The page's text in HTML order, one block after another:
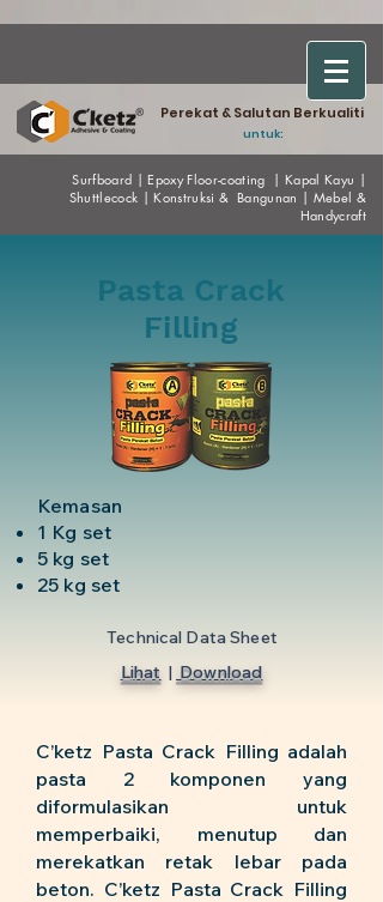
Perekat & Salutan Berkualiti
untuk:
Surfboard |EpoxyFloor-coating |Kapal Kayu |
Shuttlecock |Konstruksi & Bangunan | Mebel &
Handycraft
Pasta Crack
Filling
Kemasan
1 Kg set
5 kg set
25 kg set
Technical Data Sheet
Lihat | Download
C’ketz Pasta Crack Filling adalah
pasta 2 komponen yang
diformulasikan untuk
memperbaiki, menutup dan
merekatkan retak lebar pada
beton. C’ketz Pasta Crack Filling